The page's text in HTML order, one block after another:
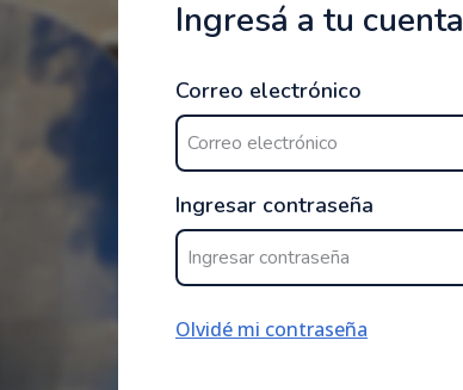
Ingresá a tu cuenta
Correo electrónico
Ingresar contraseña
Olvidé mi contraseña